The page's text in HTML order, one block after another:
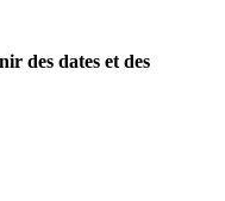
des dates et des